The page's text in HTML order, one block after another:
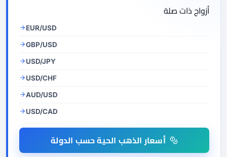
أزواج ذات صلة
EUR/USD
GBP/USD
USD/JPY
USD/CHF
AUD/USD
USD/CAD
أسعار الذهب الحية حسب الدولة